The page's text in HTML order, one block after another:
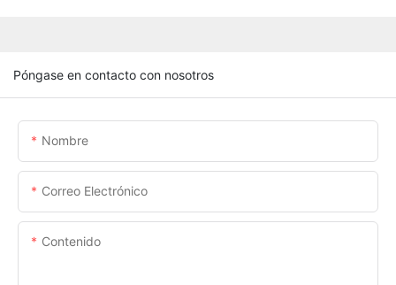
Póngase en contacto con nosotros
Nombre
Correo Electrónico
Contenido